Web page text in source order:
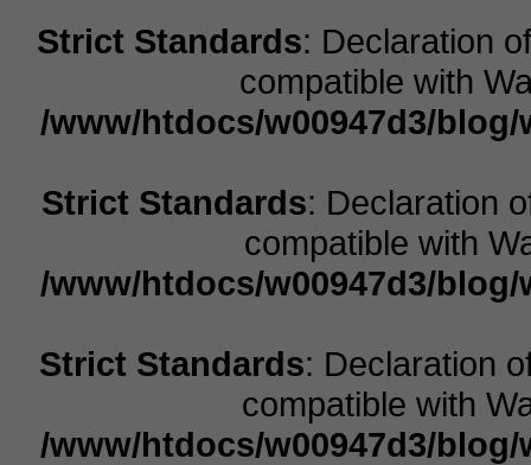
Strict Standards: Declaration
compatible with
/www/htdocs/w00947d3/
Strict Standards: Declaration
compatible with
/www/htdocs/w00947d3/
Strict Standards: Declaration
compatible with
/www/htdocs/w00947d3/